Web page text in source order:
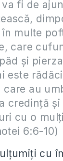
fi de
multe
care
şi
este
care au
credinţă şi
cu o
6:6-10)
cu